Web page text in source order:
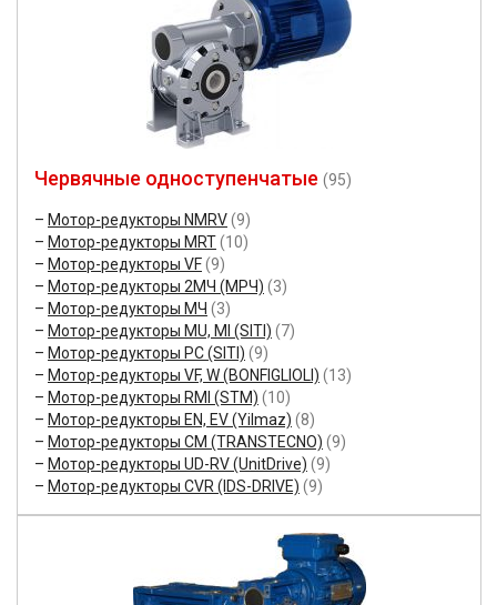
Червячные одноступенчатые (95)
Мотор-редукторы NMRV(9)
Мотор-редукторы MRT(10)
Мотор-редукторы VF(9)
Мотор-редукторы 2МЧ (МРЧ) (3)
Мотор-редукторы МЧ (3)
Мотор-редукторы MU, MI (SITI) (7)
Мотор-редукторы PC (SITI) (9)
Мотор-редукторы VF, W (BONFIGLIOLI) (13)
Мотор-редукторы RMI (STM) (10)
Мотор-редукторы EN, EV (Yilmaz) (8)
Мотор-редукторы CM (TRANSTECNO) (9)
Мотор-редукторы UD-RV (UnitDrive) (9)
Мотор-редукторы CVR (IDS-DRIVE) (9)